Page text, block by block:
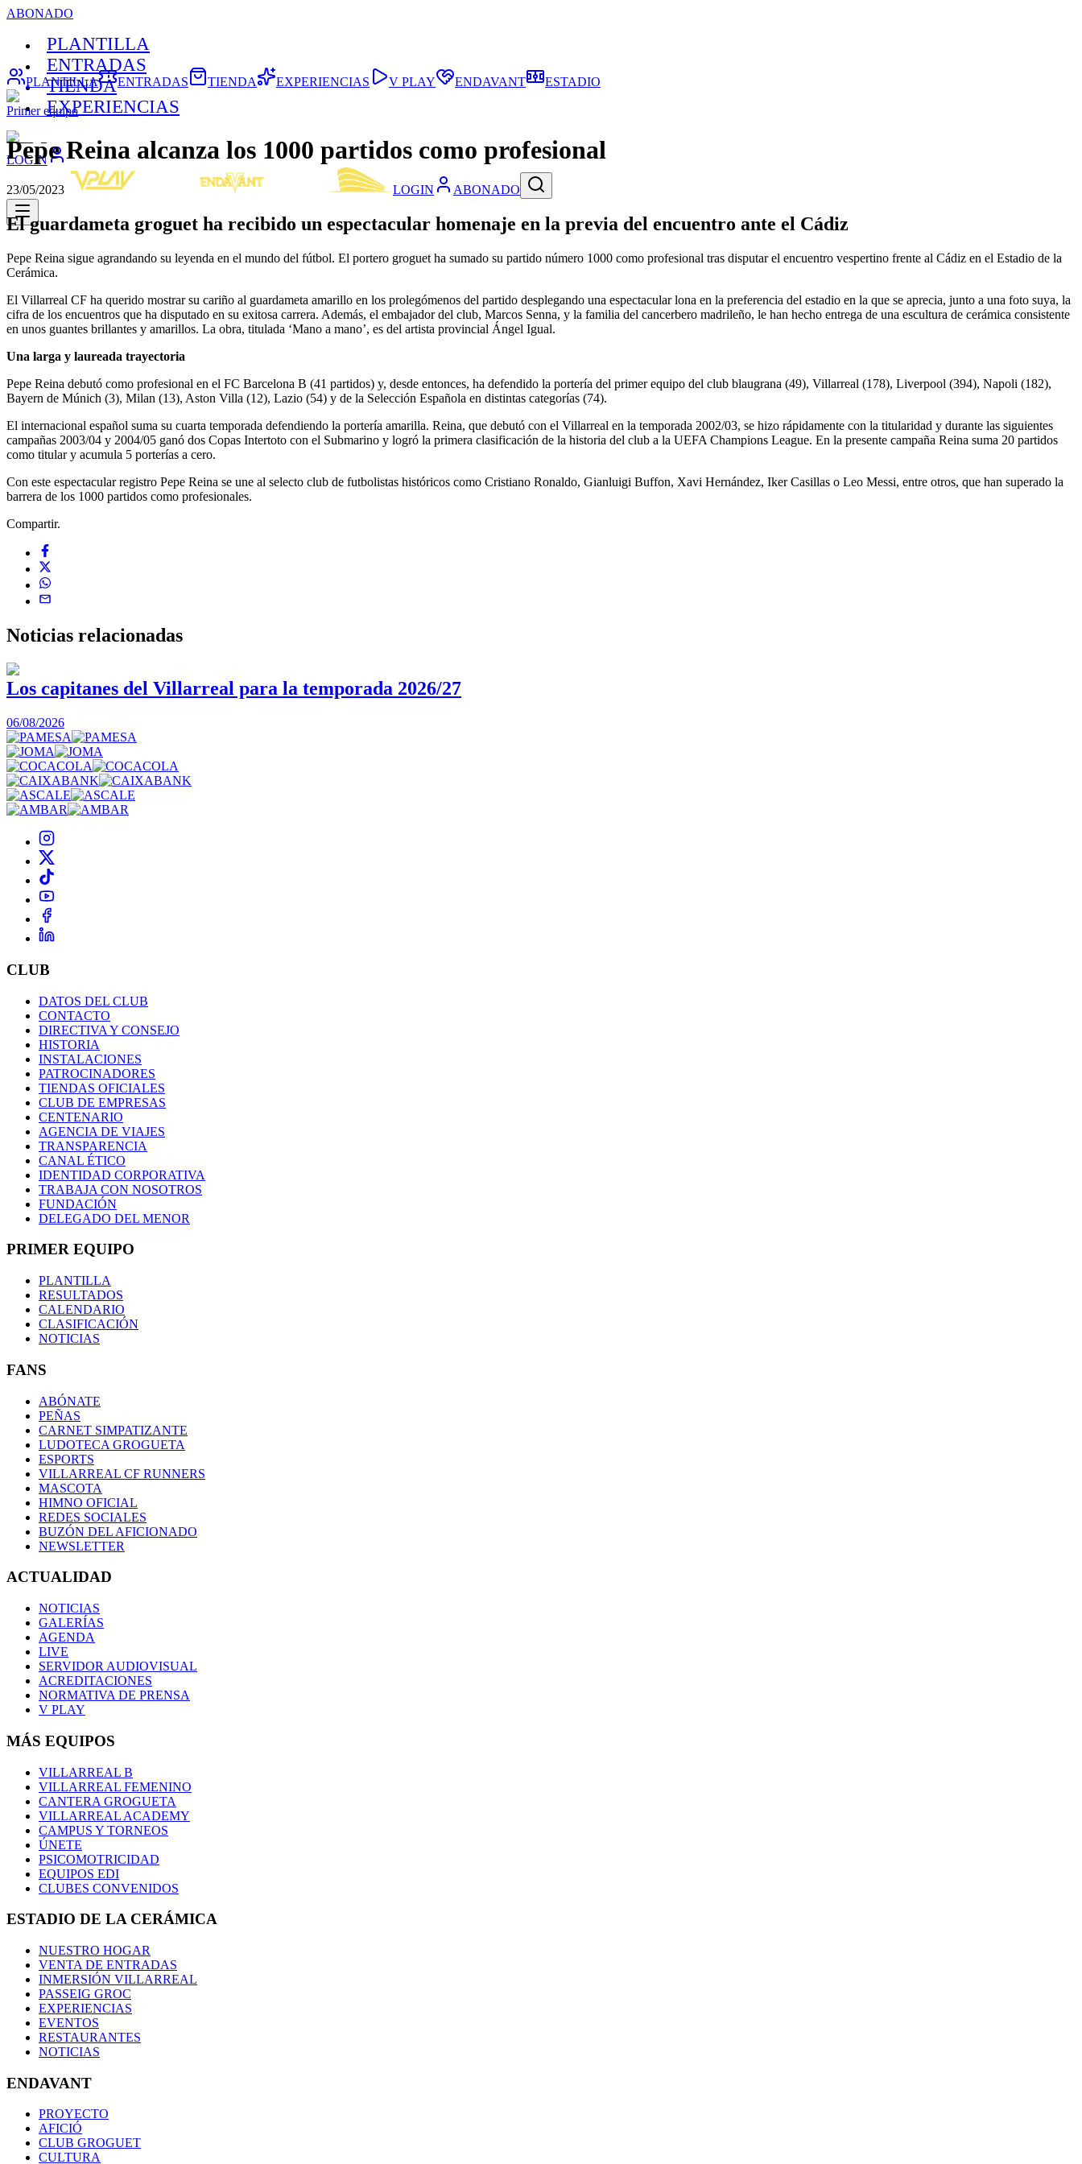
ABONADO
PLANTILLA
ENTRADAS
TIENDA
EXPERIENCIAS
LOGIN
LOGIN ABONADO
PLANTILLA ENTRADAS TIENDA EXPERIENCIAS V PLAY ENDAVANT ESTADIO
Primer equipo
Pepe Reina alcanza los 1000 partidos como profesional
23/05/2023
El guardameta groguet ha recibido un espectacular homenaje en la previa del encuentro ante el Cádiz
Pepe Reina sigue agrandando su leyenda en el mundo del fútbol. El portero groguet ha sumado su partido número 1000 como profesional tras disputar el encuentro vespertino frente al Cádiz en el Estadio de la
Cerámica.
El Villarreal CF ha querido mostrar su cariño al guardameta amarillo en los prolegómenos del partido desplegando una espectacular lona en la preferencia del estadio en la que se aprecia, junto a una foto suya, la
cifra de los encuentros que ha disputado en su exitosa carrera. Además, el embajador del club, Marcos Senna, y la familia del cancerbero madrileño, le han hecho entrega de una escultura de cerámica consistente
en unos guantes brillantes y amarillos. La obra, titulada ‘Mano a mano’, es del artista provincial Ángel Igual.
Una larga y laureada trayectoria
Pepe Reina debutó como profesional en el FC Barcelona B (41 partidos) y, desde entonces, ha defendido la portería del primer equipo del club blaugrana (49), Villarreal (178), Liverpool (394), Napoli (182),
Bayern de Múnich (3), Milan (13), Aston Villa (12), Lazio (54) y de la Selección Española en distintas categorías (74).
El internacional español suma su cuarta temporada defendiendo la portería amarilla. Reina, que debutó con el Villarreal en la temporada 2002/03, se hizo rápidamente con la titularidad y durante las siguientes
campañas 2003/04 y 2004/05 ganó dos Copas Intertoto con el Submarino y logró la primera clasificación de la historia del club a la UEFA Champions League. En la presente campaña Reina suma 20 partidos
como titular y acumula 5 porterías a cero.
Con este espectacular registro Pepe Reina se une al selecto club de futbolistas históricos como Cristiano Ronaldo, Gianluigi Buffon, Xavi Hernández, Iker Casillas o Leo Messi, entre otros, que han superado la
barrera de los 1000 partidos como profesionales.
Compartir.
Noticias relacionadas
Los capitanes del Villarreal para la temporada 2026/27
06/08/2026
CLUB
DATOS DEL CLUB
CONTACTO
DIRECTIVA Y CONSEJO
HISTORIA
INSTALACIONES
PATROCINADORES
TIENDAS OFICIALES
CLUB DE EMPRESAS
CENTENARIO
AGENCIA DE VIAJES
TRANSPARENCIA
CANAL ÉTICO
IDENTIDAD CORPORATIVA
TRABAJA CON NOSOTROS
FUNDACIÓN
DELEGADO DEL MENOR
PRIMER EQUIPO
PLANTILLA
RESULTADOS
CALENDARIO
CLASIFICACIÓN
NOTICIAS
FANS
ABÓNATE
PEÑAS
CARNET SIMPATIZANTE
LUDOTECA GROGUETA
ESPORTS
VILLARREAL CF RUNNERS
MASCOTA
HIMNO OFICIAL
REDES SOCIALES
BUZÓN DEL AFICIONADO
NEWSLETTER
ACTUALIDAD
NOTICIAS
GALERÍAS
AGENDA
LIVE
SERVIDOR AUDIOVISUAL
ACREDITACIONES
NORMATIVA DE PRENSA
V PLAY
MÁS EQUIPOS
VILLARREAL B
VILLARREAL FEMENINO
CANTERA GROGUETA
VILLARREAL ACADEMY
CAMPUS Y TORNEOS
ÚNETE
PSICOMOTRICIDAD
EQUIPOS EDI
CLUBES CONVENIDOS
ESTADIO DE LA CERÁMICA
NUESTRO HOGAR
VENTA DE ENTRADAS
INMERSIÓN VILLARREAL
PASSEIG GROC
EXPERIENCIAS
EVENTOS
RESTAURANTES
NOTICIAS
ENDAVANT
PROYECTO
AFICIÓ
CLUB GROGUET
CULTURA